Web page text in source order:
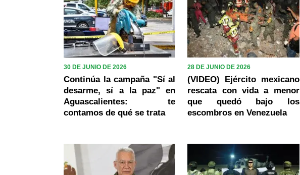
30 DE JUNIO DE 2026
Continúa la campaña "Sí al
desarme, sí a la paz" en
Aguascalientes: te
contamos de qué se trata
28 DE JUNIO DE 2026
(VIDEO) Ejército mexicano
rescata con vida a menor
que quedó bajo los
escombros en Venezuela